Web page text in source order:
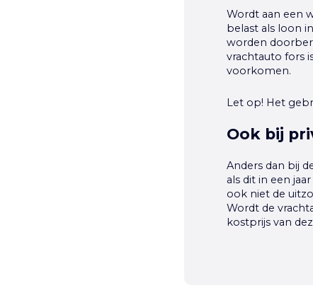
Wordt aan een
belast als loon
worden
vrachtauto fors
voorkomen.
Let op! Het
Ook bij
Anders dan bij
als dit in een
ook niet de
Wordt de
kostprijs van